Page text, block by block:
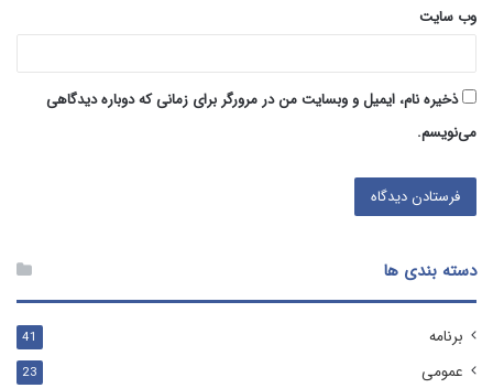
وب‌ سایت
ذخیره نام، ایمیل و وبسایت من در مرورگر برای زمانی که دوباره دیدگاهی
می‌نویسم.
دسته بندی ها
برنامه 41
عمومی 23